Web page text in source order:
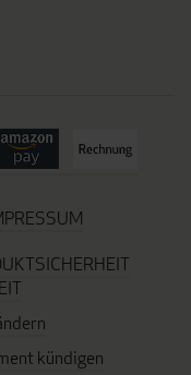
kündigen